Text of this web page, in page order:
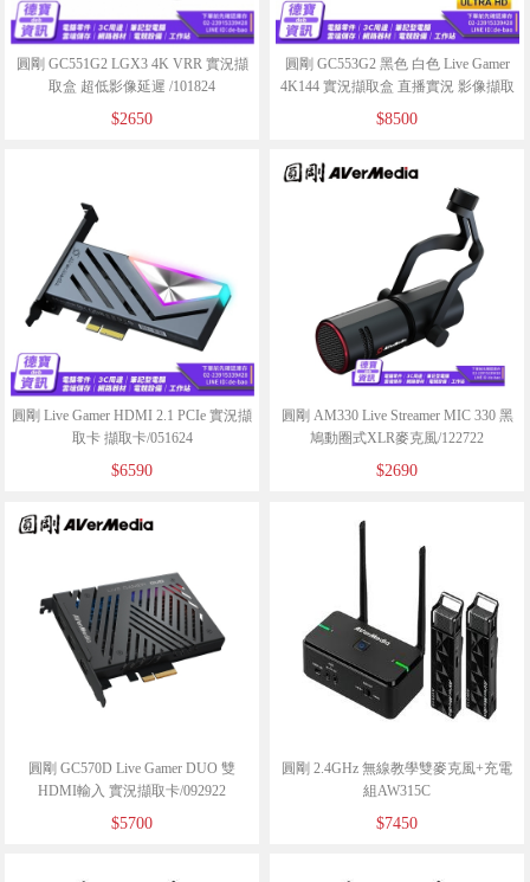
圓剛 GC551G2 LGX3 4K VRR 實況擷
取盒 超低影像延遲 /101824
$2650
圓剛 GC553G2 黑色 白色 Live Gamer
4K144 實況擷取盒 直播實況 影像擷取
盒/020625
$8500
圓剛 Live Gamer HDMI 2.1 PCIe 實況擷
取卡 擷取卡/051624
$6590
圓剛 AM330 Live Streamer MIC 330 黑
鳩動圈式XLR麥克風/122722
$2690
圓剛 GC570D Live Gamer DUO 雙
HDMI輸入 實況擷取卡/092922
$5700
圓剛 2.4GHz 無線教學雙麥克風+充電
組AW315C
$7450